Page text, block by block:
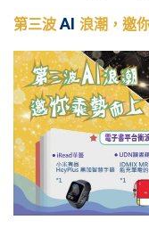
第三波AI 浪潮，邀